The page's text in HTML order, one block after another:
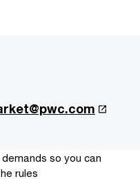
so you can
rules